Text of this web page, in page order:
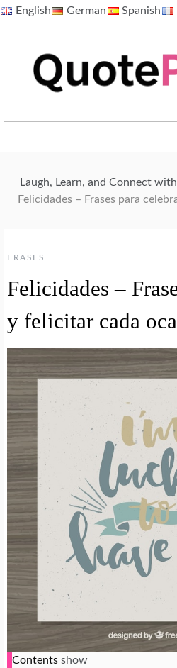
SkipEnglish German Spanish
Laugh, Learn, and Connect
Felicidades – Frases para
FRASES
Felicidades –
y felicitar cada
Contents show